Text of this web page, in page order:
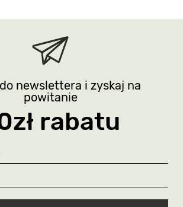
do newslettera i zyskaj na
powitanie
rabatu